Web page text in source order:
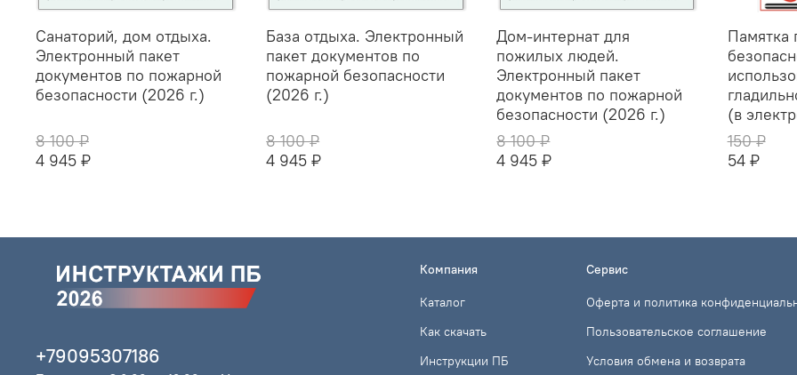
Санаторий, дом отдыха.
Электронный пакет
документов по пожарной
безопасности (2026 г.)
8 100 ₽
4 945 ₽
База отдыха. Электронный
пакет документов по
пожарной безопасности
(2026 г.)
8 100 ₽
4 945 ₽
Дом-интернат для
пожилых людей.
Электронный пакет
документов по пожарной
безопасности (2026 г.)
8 100 ₽
4 945 ₽
Памятка
(в
150 ₽
54 ₽
Компания
Каталог
Как скачать
Инструкции ПБ
Сервис
Оферта и политика
Пользовательское соглашение
Условия обмена и возврата
+79095307186